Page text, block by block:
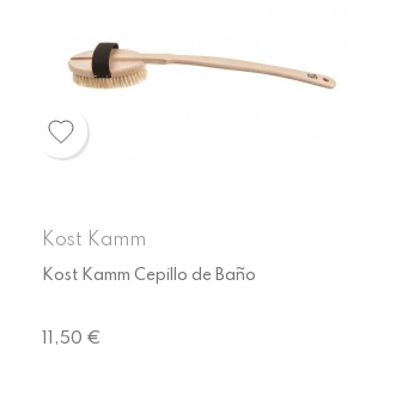
Kost Kamm
Kost Kamm Cepillo de Baño
Precio
11,50 €